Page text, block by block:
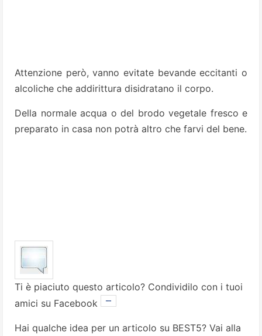
Attenzione però, vanno evitate bevande eccitanti o
alcoliche che addirittura disidratano il corpo.
Della normale acqua o del brodo vegetale fresco e
preparato in casa non potrà altro che farvi del bene.
Ti è piaciuto questo articolo? Condividilo con i tuoi
amici su Facebook
Hai qualche idea per un articolo su BEST5? Vai alla